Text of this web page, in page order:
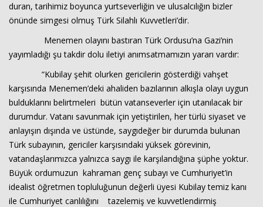
duran, tarihimiz boyunca yurtseverliğin ve ulusalcılığın bizler
önünde simgesi olmuş Türk Silahlı Kuvvetleri’dir.
Menemen olayını bastıran Türk Ordusu’na Gazi’nin
yayımladığı şu takdir dolu iletiyi anımsatmamızın yararı vardır:
“Kubilay şehit olurken gericilerin gösterdiği vahşet
karşısında Menemen’deki ahaliden bazılarının alkışla olayı uygun
bulduklarını belirtmeleri bütün vatanseverler için utanılacak bir
durumdur. Vatanı savunmak için yetiştirilen, her türlü siyaset ve
anlayışın dışında ve üstünde, saygıdeğer bir durumda bulunan
Türk subayının, gericiler karşısındaki yüksek görevinin,
vatandaşlarımızca yalnızca saygı ile karşılandığına şüphe yoktur.
Büyük ordumuzun kahraman genç subayı ve Cumhuriyet’in
idealist öğretmen topluluğunun değerli üyesi Kubilay temiz kanı
ile Cumhuriyet canlılığını tazelemiş ve kuvvetlendirmiş